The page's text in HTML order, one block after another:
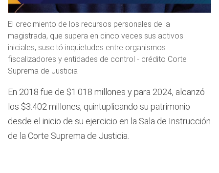
El crecimiento de los recursos personales de la
magistrada, que supera en cinco veces sus activos
iniciales, suscitó inquietudes entre organismos
fiscalizadores y entidades de control - crédito Corte
Suprema de Justicia
En 2018 fue de $1.018 millones y para 2024, alcanzó
los $3.402 millones, quintuplicando su patrimonio
desde el inicio de su ejercicio en la Sala de Instrucción
de la Corte Suprema de Justicia.